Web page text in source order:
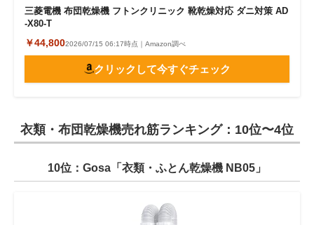
三菱電機 布団乾燥機 フトンクリニック 靴乾燥対応 ダニ対策 AD
-X80-T
￥44,8002026/07/15 06:17時点｜Amazon調べ
クリックして今すぐチェック
衣類・布団乾燥機売れ筋ランキング：10位〜4位
10位：Gosa「衣類・ふとん乾燥機 NB05」